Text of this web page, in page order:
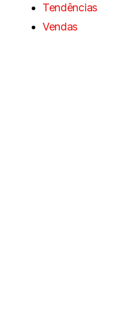
Tendências
Vendas